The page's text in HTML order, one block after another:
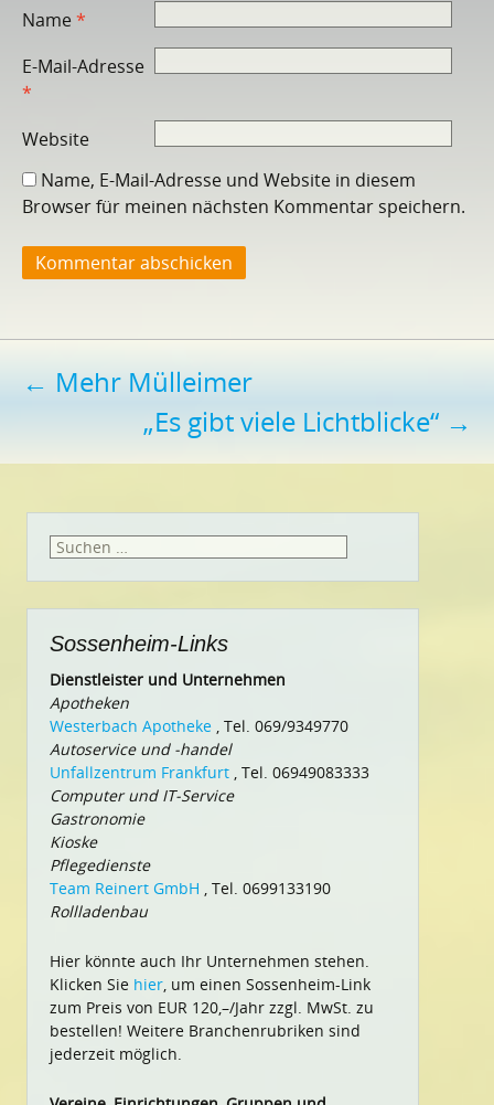
Name*
E-Mail-Adresse
*
Website
Name, E-Mail-Adresse und Website in diesem
Browser für meinen nächsten Kommentar speichern.
Beitragsnavigation
← Mehr Mülleimer
„Es gibt viele Lichtblicke“ →
Suchen
Sossenheim-Links
Dienstleister und Unternehmen
Apotheken
Westerbach Apotheke , Tel. 069/9349770
Autoservice und -handel
Unfallzentrum Frankfurt , Tel. 06949083333
Computer und IT-Service
Gastronomie
Kioske
Pflegedienste
Team Reinert GmbH , Tel. 0699133190
Rollladenbau
Hier könnte auch Ihr Unternehmen stehen.
Klicken Sie hier, um einen Sossenheim-Link
zum Preis von EUR 120,–/Jahr zzgl. MwSt. zu
bestellen! Weitere Branchenrubriken sind
jederzeit möglich.